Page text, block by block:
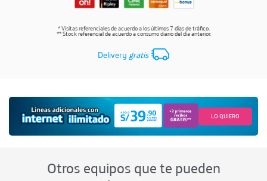
* Visitas referenciales de acuerdo a los últimos 7 días de tráfico.
** Stock referencial de acuerdo a consumo diario del día anterior.
Delivery gratis
LO QUIERO
Otros equipos que te pueden